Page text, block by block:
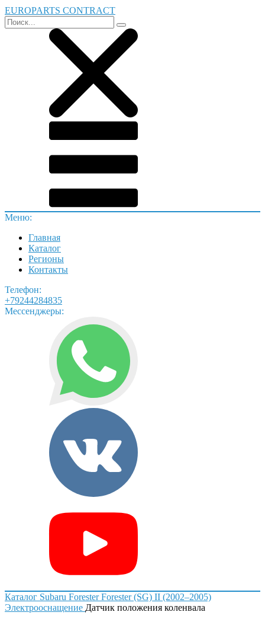
EUROPARTS CONTRACT
Меню:
Главная
Каталог
Регионы
Контакты
Телефон:
+79244284835
Мессенджеры:
Каталог Subaru Forester Forester (SG) II (2002–2005)
Электрооснащение Датчик положения коленвала